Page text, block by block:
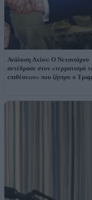
Ανάλυση Axios: Ο Νετανιάχου
αντέδρασε στον «τερματισμό
επιθέσεων» που ζήτησε ο